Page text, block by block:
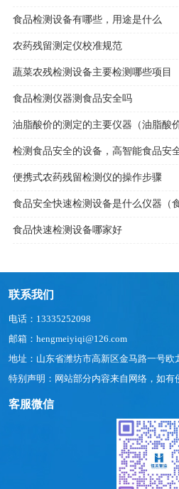
食品检测设备有哪些，用途是什么
农药残留测定仪校准规范
蔬菜农残检测设备主要检测哪些项目
食品检测仪器测食品安全吗
检测食品安全的设备，高智能食品安
便携式农药残留检测仪的操作步骤
食品快速检测设备哪家好
联系我们
电话：13335252098
邮箱：hengmeiyiqi@126.com
地址：山东省潍坊市高新区金马路一号欧
特别声明：网站部分内容来自网络，如有
客服微信